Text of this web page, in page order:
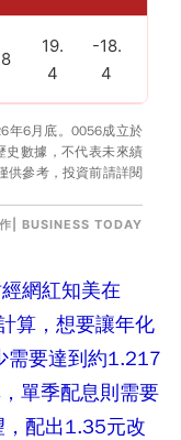
19.
4
-18.
4
年6月底。0056成立於
數據，不代表未來績
供參考，投資前請詳閱
| BUSINESS TODAY
網紅知美在
算，想要讓年化
需要達到約1.217
單季配息則需要
配出1.35元改